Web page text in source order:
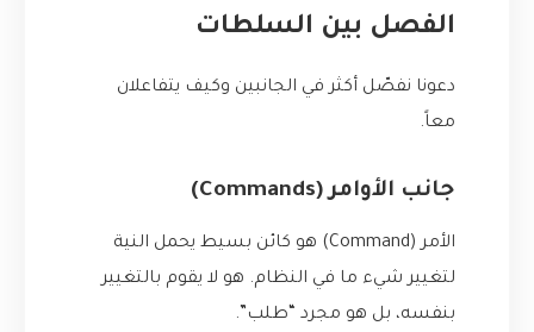
الفصل بين السلطات
دعونا نفصّل أكثر في الجانبين وكيف يتفاعلان
معاً.
جانب الأوامر (Commands)
الأمر (Command) هو كائن بسيط يحمل النية
لتغيير شيء ما في النظام. هو لا يقوم بالتغيير
بنفسه، بل هو مجرد “طلب”.